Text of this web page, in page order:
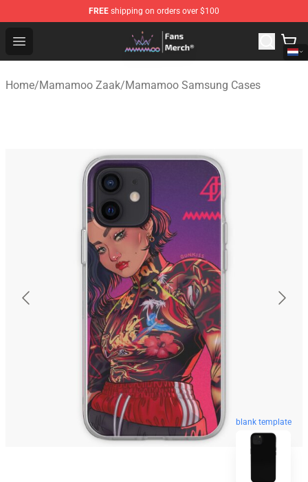
FREE shipping on orders over $100
Open menu
Mamamoo Store - Official Mamamoo Merchandise Shop
Home/Mamamoo Zaak/Mamamoo Samsung Cases
blank template